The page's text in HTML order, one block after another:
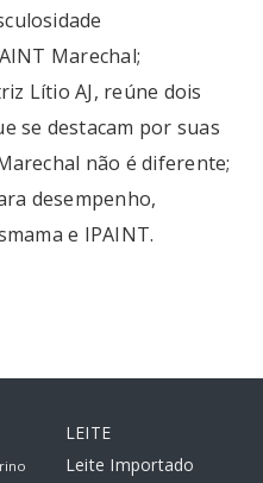
Marechal;
Lítio AJ, reúne dois
se destacam por suas
não é diferente;
desempenho,
e IPAINT.
LEITE
Leite Importado